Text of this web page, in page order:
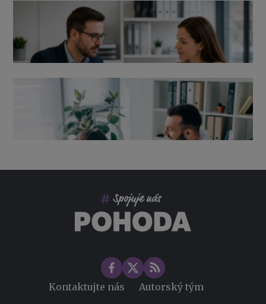
Výpověď ze zdravotních důvodů 2026 – průvodce pro
zaměstnavatele
Kontaktujte nás Autorský tým